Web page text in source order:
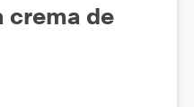
crema de